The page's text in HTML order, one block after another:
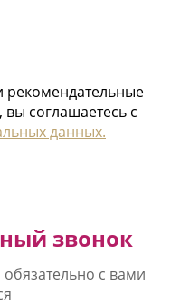
соглашаетесь с
данных.
звонок
с вами